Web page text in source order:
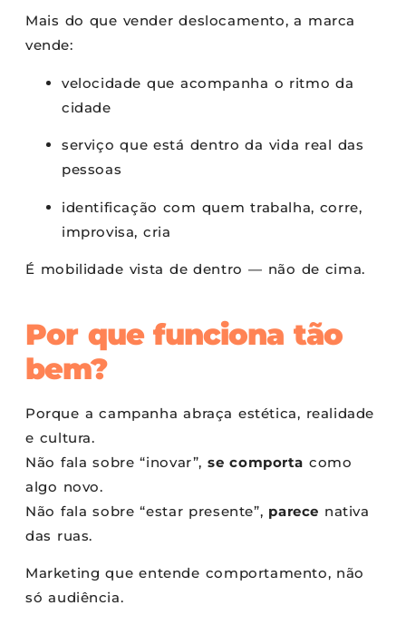
Mais do que vender deslocamento, a marca
vende:
velocidade que acompanha o ritmo da
cidade
serviço que está dentro da vida real das
pessoas
identificação com quem trabalha, corre,
improvisa, cria
É mobilidade vista de dentro — não de cima.
Por que funciona tão
bem?
Porque a campanha abraça estética, realidade
e cultura.
Não fala sobre “inovar”, se comporta como
algo novo.
Não fala sobre “estar presente”, parece nativa
das ruas.
Marketing que entende comportamento, não
só audiência.